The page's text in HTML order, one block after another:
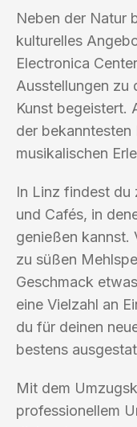
Neben der Natur
kulturelles
Electronica
Ausstellungen zu
Kunst begeistert.
der bekanntesten
musikalischen
In Linz findest du
und Cafés, in
genießen kannst.
zu süßen
Geschmack
eine Vielzahl an
du für deinen
bestens
Mit dem
professionellem